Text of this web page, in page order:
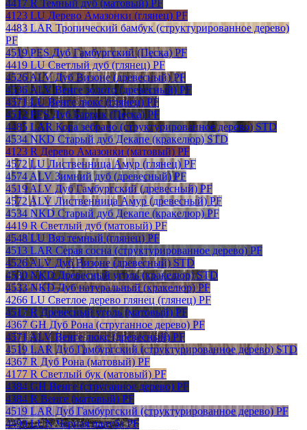
4417 R Темный дуб (матовый) PF
4123 LU Дерево Амазонки (глянец) PF
4483 LAR Тропический бамбук (структурированное дерево)
PF
4519 PES Дуб Гамбургский (Песка) PF
4419 LU Светлый дуб (глянец) PF
4526 ALV Дуб Визоне (древесный) PF
4536 ALV Венге золото (древесный) PF
4571 LU Венге люкс (глянец) PF
4512 PES Дуб Баррик (Песка) PF
4485 LAR Кора зебрано (структурированное дерево) STD
4534 NKD Старый дуб Декапе (кракелюр) STD
4123 R Дерево Амазонки (матовый) PF
4572 LU Лиственница Амур (глянец) PF
4574 ALV Зимний дуб (древесный) PF
4519 ALV Дуб Гамбургский (древесный) PF
4572 ALV Лиственница Амур (древесный) PF
4534 NKD Старый дуб Декапе (кракелюр) PF
4419 R Светлый дуб (матовый) PF
4548 LU Вяз темный (глянец) PF
4513 LAR Серая сосна (структурированное дерево) PF
4526 ALV Дуб Визоне (древесный) STD
4530 NKD Древесный уголь (кракелюр) STD
4533 NKD Дуб натуральный (кракелюр) PF
4266 LU Светлое дерево глянец (глянец) PF
4517 R Древесный уголь (матовый) PF
4367 GH Дуб Рона (струганное дерево) PF
4571 ALV Венге люкс (древесный) PF
4519 LAR Дуб Гамбургский (структурированное дерево) STD
4367 R Дуб Рона (матовый) PF
4177 R Светлый бук (матовый) PF
4384 GH Венге (струганное дерево) PF
4384 R Венге (матовый) PF
4519 LAR Дуб Гамбургский (структурированное дерево) PF
4490 LUN Черная палуба PF